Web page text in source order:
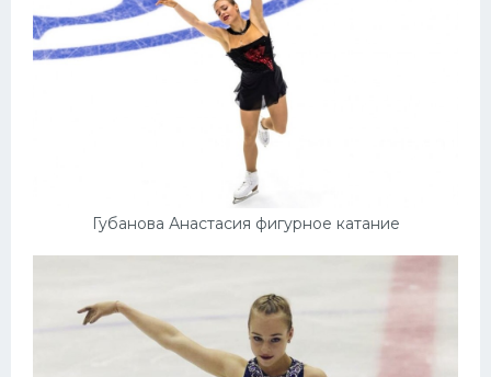
Губанова Анастасия фигурное катание